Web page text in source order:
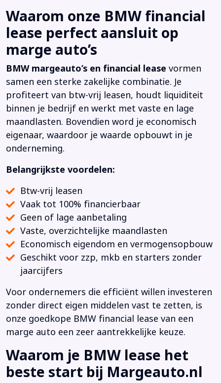
Waarom onze BMW financial
lease perfect aansluit op
marge auto’s
BMW margeauto’s en financial lease vormen
samen een sterke zakelijke combinatie. Je
profiteert van btw-vrij leasen, houdt liquiditeit
binnen je bedrijf en werkt met vaste en lage
maandlasten. Bovendien word je economisch
eigenaar, waardoor je waarde opbouwt in je
onderneming.
Belangrijkste voordelen:
Btw-vrij leasen
Vaak tot 100% financierbaar
Geen of lage aanbetaling
Vaste, overzichtelijke maandlasten
Economisch eigendom en vermogensopbouw
Geschikt voor zzp, mkb en starters zonder
jaarcijfers
Voor ondernemers die efficiënt willen investeren
zonder direct eigen middelen vast te zetten, is
onze goedkope BMW financial lease van een
marge auto een zeer aantrekkelijke keuze.
Waarom je BMW lease het
beste start bij Margeauto.nl